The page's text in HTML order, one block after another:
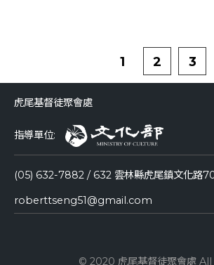
1 2 3
虎尾基督徒聚會處
指導單位:
(05) 632-7882 / 632 雲林縣虎尾鎮文化路
roberttseng51@gmail.com
© 2020 虎尾基督徒聚會處